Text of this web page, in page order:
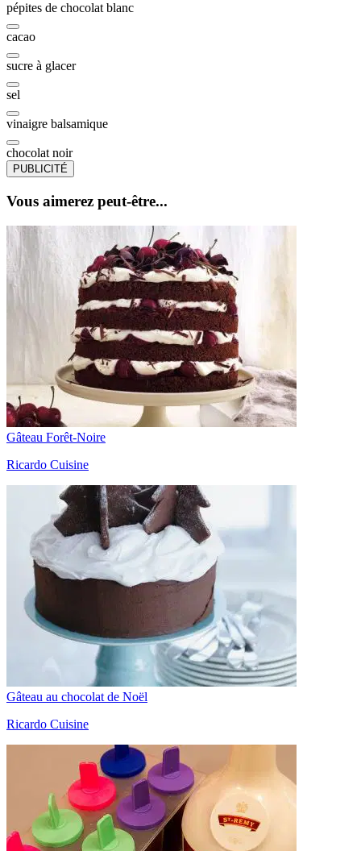
pépites de chocolat blanc
cacao
sucre à glacer
sel
vinaigre balsamique
chocolat noir
PUBLICITÉ
Vous aimerez peut-être...
Gâteau Forêt-Noire
Ricardo Cuisine
Gâteau au chocolat de Noël
Ricardo Cuisine